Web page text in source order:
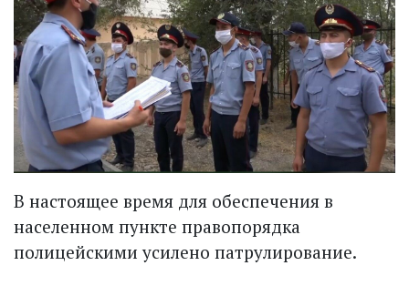
В настоящее время для обеспечения в
населенном пункте правопорядка
полицейскими усилено патрулирование.